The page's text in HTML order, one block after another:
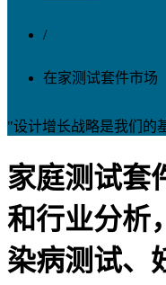
/
在家测试套件市场
"设计增长战略是我们的
家庭测试套
和行业分析
染病测试、